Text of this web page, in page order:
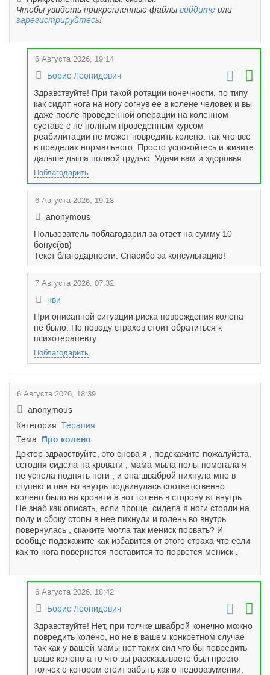
Чтобы увидеть прикрепленные файлы войдите или
зарегистрируйтесь!
6 Августа 2026, 19:14
Борис Леонидович
Здравствуйте! При такой ротации конечности, по типу
как сидят нога на ногу согнув ее в колене человек и вы
даже после проведенной операции на коленном
суставе с не полным проведенным курсом
реабилитации не может повредить колено. так что все
в пределах нормального. Просто успокойтесь и живите
дальше дыша полной грудью. Удачи вам и здоровья
Поблагодарить
6 Августа 2026, 19:18
anonymous
Пользователь поблагодарил за ответ на сумму 10
бонус(ов)
Текст благодарности: Спасибо за консультацию!
7 Августа 2026, 07:32
нви
При описанной ситуации риска повреждения колена
не было. По поводу страхов стоит обратиться к
психотерапевту.
Поблагодарить
6 Августа 2026, 18:39
anonymous
Категория: Терапия
Тема: Про колено
Доктор здравствуйте, это снова я , подскажите пожалуйста,
сегодня сидела на кровати , мама мыла полы помогала я
не успела поднять ноги , и она шваброй пихнула мне в
ступню и она во внутрь подвинулась соответственно
колено было на кровати а вот голень в сторону вт внутрь.
Не знаб как описать, если проще, сидела я ноги стояли на
полу и сбоку стопы в нее пихнули и голень во внутрь
повернулась , скажите могла так мениск порвать? И
вообще подскажите как избавится от этого страха что если
как то нога повернется поставится то порвется мениск .
6 Августа 2026, 18:42
Борис Леонидович
Здравствуйте! Нет, при толчке шваброй конечно можно
повредить колено, но не в вашем конкретном случае
так как у вашей мамы нет таких сил что бы повредить
ваше колено а то что вы рассказываете был просто
толчок о котором стоит забыть как о недоразумении.